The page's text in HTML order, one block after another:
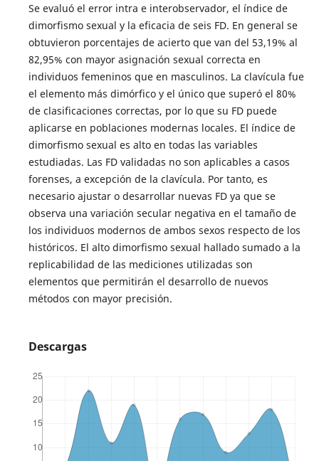
Se evaluó el error intra e interobservador, el índice de
dimorfismo sexual y la eficacia de seis FD. En general se
obtuvieron porcentajes de acierto que van del 53,19% al
82,95% con mayor asignación sexual correcta en
individuos femeninos que en masculinos. La clavícula fue
el elemento más dimórfico y el único que superó el 80%
de clasificaciones correctas, por lo que su FD puede
aplicarse en poblaciones modernas locales. El índice de
dimorfismo sexual es alto en todas las variables
estudiadas. Las FD validadas no son aplicables a casos
forenses, a excepción de la clavícula. Por tanto, es
necesario ajustar o desarrollar nuevas FD ya que se
observa una variación secular negativa en el tamaño de
los individuos modernos de ambos sexos respecto de los
históricos. El alto dimorfismo sexual hallado sumado a la
replicabilidad de las mediciones utilizadas son
elementos que permitirán el desarrollo de nuevos
métodos con mayor precisión.
Descargas